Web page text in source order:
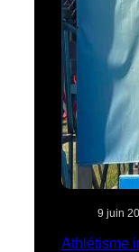
9 juin
Athlétisme